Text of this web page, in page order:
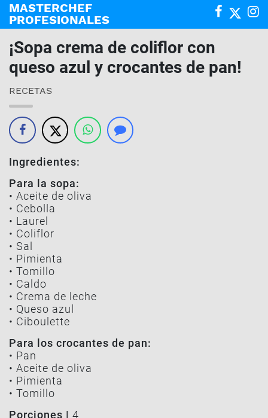
MASTERCHEF
PROFESIONALES
¡Sopa crema de coliflor con
queso azul y crocantes de pan!
RECETAS
Ingredientes:
Para la sopa:
• Aceite de oliva
• Cebolla
• Laurel
• Coliflor
• Sal
• Pimienta
• Tomillo
• Caldo
• Crema de leche
• Queso azul
• Ciboulette
Para los crocantes de pan:
• Pan
• Aceite de oliva
• Pimienta
• Tomillo
Porciones | 4